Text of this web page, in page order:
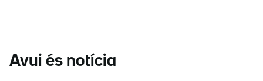
Avui és notícia